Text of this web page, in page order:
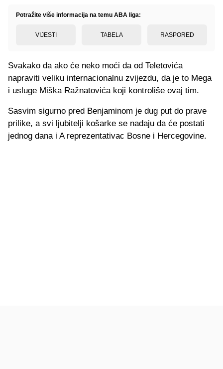
Potražite više informacija na temu ABA liga:
VIJESTI TABELA RASPORED
Svakako da ako će neko moći da od Teletovića
napraviti veliku internacionalnu zvijezdu, da je to Mega
i usluge Miška Ražnatovića koji kontroliše ovaj tim.
Sasvim sigurno pred Benjaminom je dug put do prave
prilike, a svi ljubitelji košarke se nadaju da će postati
jednog dana i A reprezentativac Bosne i Hercegovine.